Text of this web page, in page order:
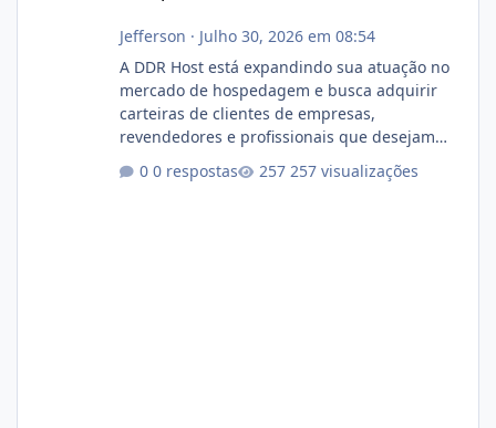
Jefferson · Julho 30, 2026 em 08:54
A DDR Host está expandindo sua atuação no
mercado de hospedagem e busca adquirir
carteiras de clientes de empresas,
revendedores e profissionais que desejam
encerrar suas atividades ou reduzir sua
operação. Se você possui clientes ativos de
0 respostas 257 visualizações